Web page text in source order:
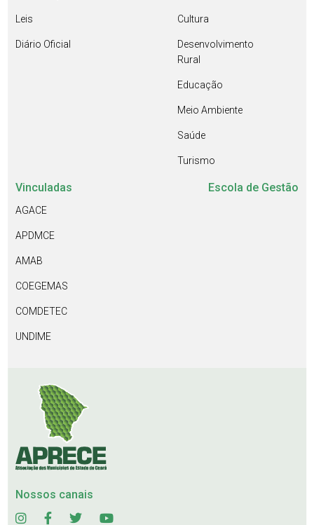
Leis
Diário Oficial
Cultura
Desenvolvimento
Rural
Educação
Meio Ambiente
Saúde
Turismo
Vinculadas
AGACE
APDMCE
AMAB
COEGEMAS
COMDETEC
UNDIME
Escola de Gestão
Nossos canais